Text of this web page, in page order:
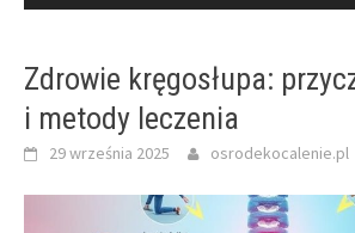
Zdrowie kręgosłupa:
i metody leczenia
29 września 2025 osrodekocalenie.pl